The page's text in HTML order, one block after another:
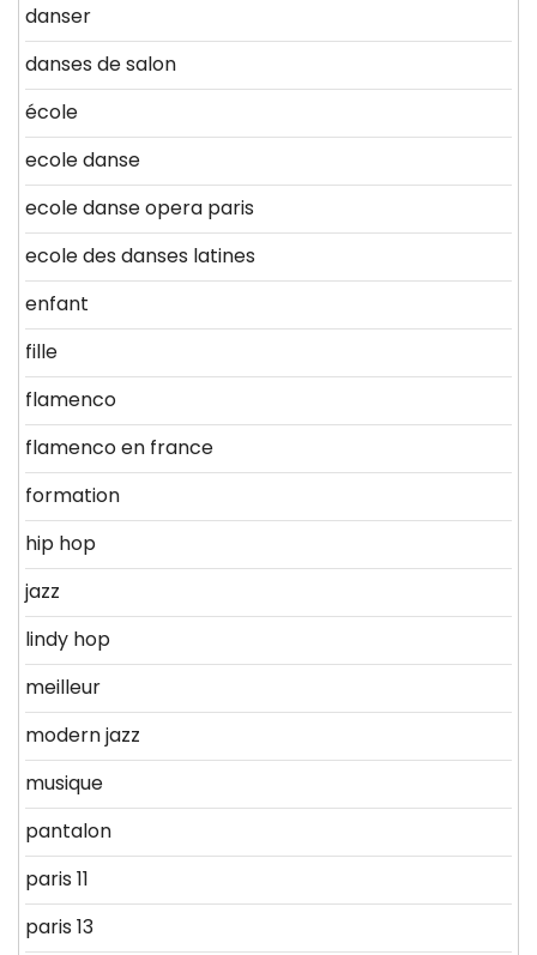
danser
danses de salon
école
ecole danse
ecole danse opera paris
ecole des danses latines
enfant
fille
flamenco
flamenco en france
formation
hip hop
jazz
lindy hop
meilleur
modern jazz
musique
pantalon
paris 11
paris 13